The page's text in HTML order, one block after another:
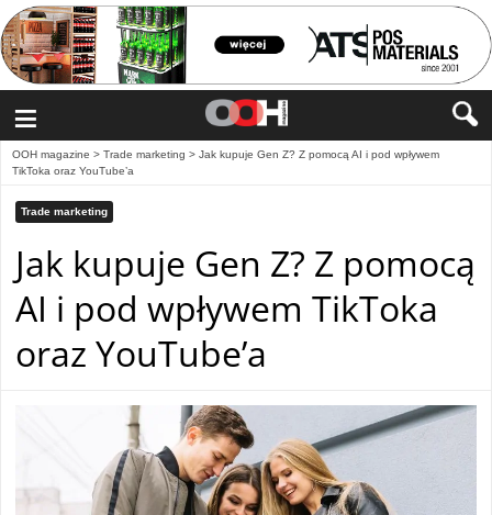
≡
OOH magazine > Trade marketing > Jak kupuje Gen Z? Z pomocą AI i pod wpływem
TikToka oraz YouTube’a
Trade marketing
Jak kupuje Gen Z? Z pomocą
AI i pod wpływem TikToka
oraz YouTube’a